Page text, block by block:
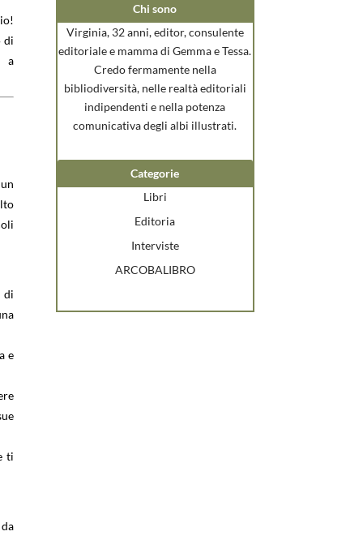
di
a
di
e
ti
Chi sono
Virginia, 32 anni, editor, consulente
editoriale e mamma di Gemma e Tessa.
Credo fermamente nella
bibliodiversità, nelle realtà editoriali
indipendenti e nella potenza
comunicativa degli albi illustrati.
Categorie
Libri
Editoria
Interviste
ARCOBALIBRO